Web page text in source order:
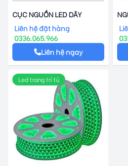
CỤC NGUỒN LED DÂY
Liên hệ đặt hàng
0336.065.966
Liên hệ ngay
Led trang trí tủ